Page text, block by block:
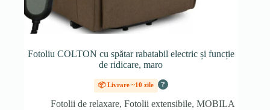
Fotoliu COLTON cu spătar rabatabil electric și funcție
de ridicare, maro
📦 Livrare ~10 zile ?
Fotolii de relaxare,Fotolii extensibile,MOBILA